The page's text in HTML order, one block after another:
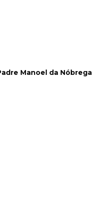
Manoel da Nóbrega